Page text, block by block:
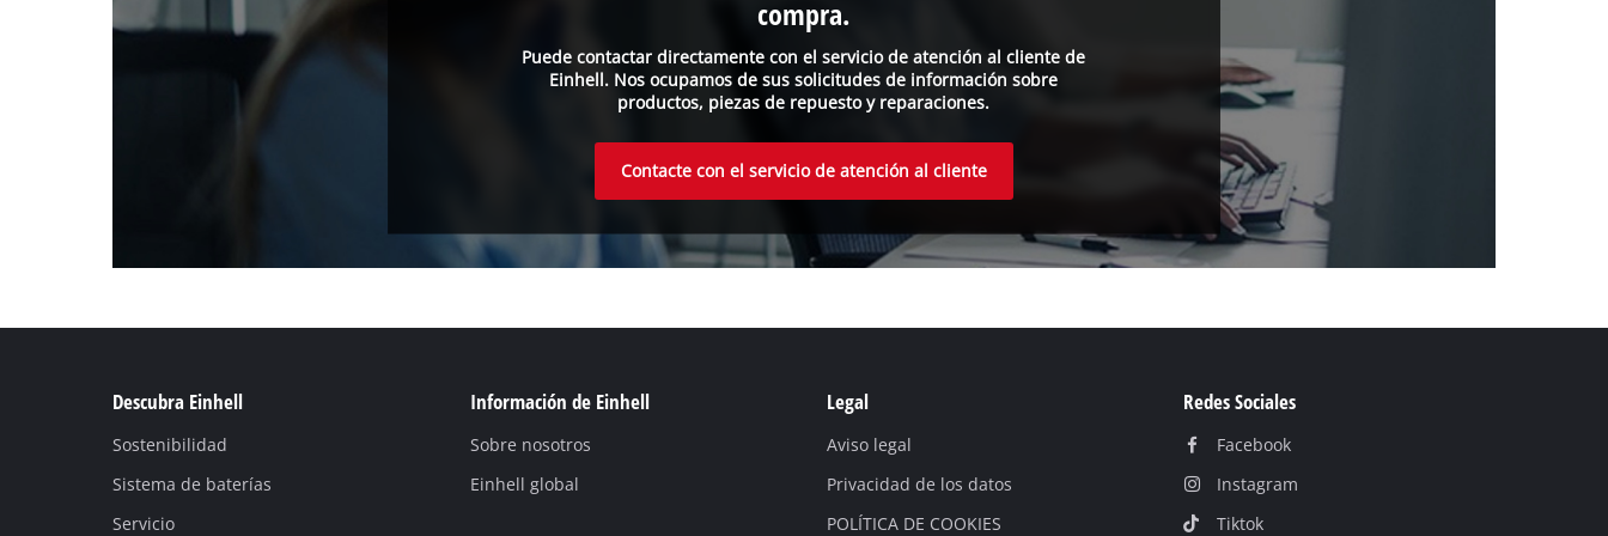
Puede contactar directamente con el servicio de atención al cliente de
Einhell. Nos ocupamos de sus solicitudes de información sobre
productos, piezas de repuesto y reparaciones.
compra.
Contacte con el servicio de atención al cliente
Descubra Einhell
Sostenibilidad
Sistema de baterías
Servicio
Información de Einhell
Sobre nosotros
Einhell global
Legal
Aviso legal
Privacidad de los datos
POLÍTICA DE COOKIES
Redes Sociales
Facebook
Instagram
Tiktok